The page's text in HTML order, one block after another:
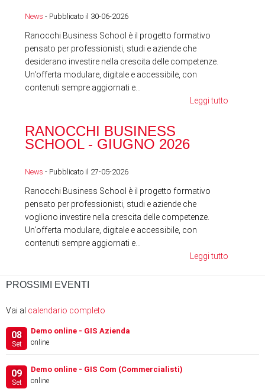
News - Pubblicato il 30-06-2026
Ranocchi Business School è il progetto formativo
pensato per professionisti, studi e aziende che
desiderano investire nella crescita delle competenze.
Un'offerta modulare, digitale e accessibile, con
contenuti sempre aggiornati e...
Leggi tutto
RANOCCHI BUSINESS
SCHOOL - GIUGNO 2026
News - Pubblicato il 27-05-2026
Ranocchi Business School è il progetto formativo
pensato per professionisti, studi e aziende che
vogliono investire nella crescita delle competenze.
Un'offerta modulare, digitale e accessibile, con
contenuti sempre aggiornati e...
Leggi tutto
PROSSIMI EVENTI
Vai al calendario completo
08
Set
Demo online - GIS Azienda
online
09
Set
Demo online - GIS Com (Commercialisti)
online